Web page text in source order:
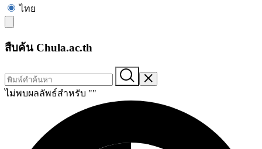
ไทย
สืบค้น Chula.ac.th
ไม่พบผลลัพธ์สำหรับ ""